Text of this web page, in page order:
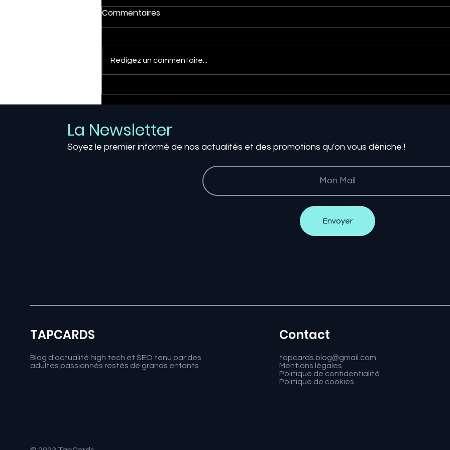
Le sans-contact nouvelle
génération : quand la
les cartes de visite
digitales
Les 5 astuces pour
déménager sans stress
Commentaires
Rédigez un commentaire...
La Newsletter
Soyez le premier informé de nos actualités et des promotions qu'on vous déniche !
Envoyer
TAPCARDS
Blog d'actualité high tech et SEO tenu par des
adultes passionnés restés de grands enfants
Contact
tapcards.blog@gmail.com
Mentions légales
Politique de confidentialité
Politique de cookies